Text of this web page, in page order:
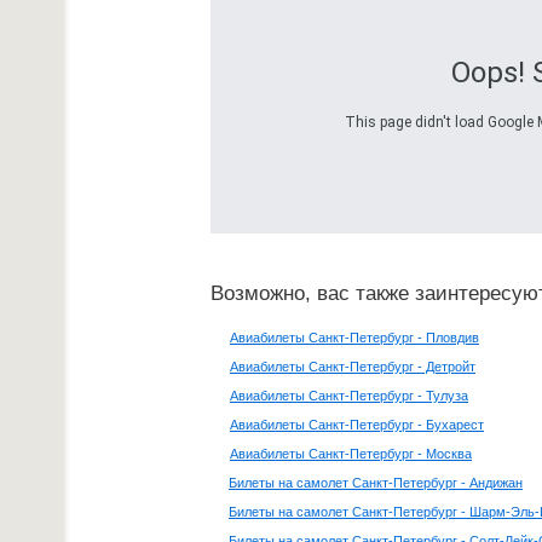
Oops!
This page didn't load Google
Возможно, вас также
Авиабилеты Санкт-Петербург - Пловдив
Авиабилеты Санкт-Петербург - Детройт
Авиабилеты Санкт-Петербург - Тулуза
Авиабилеты Санкт-Петербург - Бухарест
Авиабилеты Санкт-Петербург - Москва
Билеты на самолет Санкт-Петербург - Андижан
Билеты на самолет Санкт-Петербург - Шарм-